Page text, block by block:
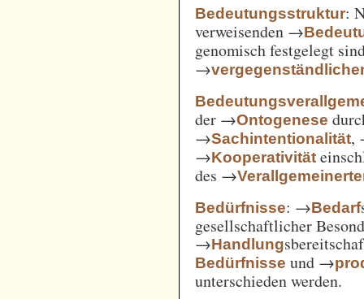
Bedeutungsstruktur:
verweisenden →
genomisch festgelegt
→
der →Ontogenese
→Sachintentionalität,
→Kooperativität
des →
Bedürfnisse: →Bedarf
gesellschaftlicher
→Handlung
Bedürfnisse und →
unterschieden werden.